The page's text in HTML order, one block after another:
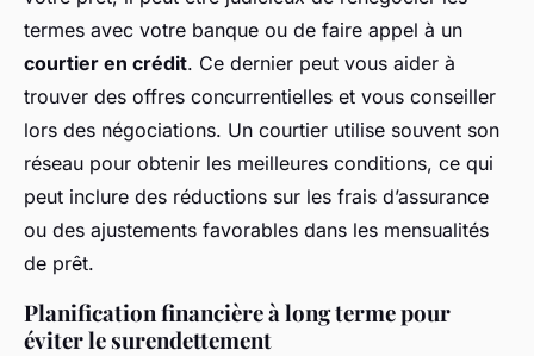
termes avec votre banque ou de faire appel à un
courtier en crédit. Ce dernier peut vous aider à
trouver des offres concurrentielles et vous conseiller
lors des négociations. Un courtier utilise souvent son
réseau pour obtenir les meilleures conditions, ce qui
peut inclure des réductions sur les frais d’assurance
ou des ajustements favorables dans les mensualités
de prêt.
Planification financière à long terme pour
éviter le surendettement